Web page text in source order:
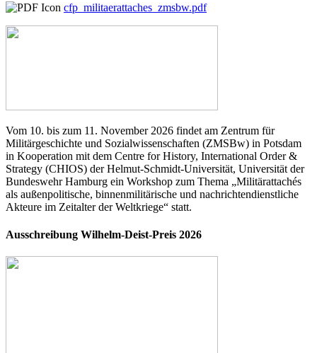
cfp_militaerattaches_zmsbw.pdf
Vom 10. bis zum 11. November 2026 findet am Zentrum für
Militärgeschichte und Sozialwissenschaften (ZMSBw) in Potsdam
in Kooperation mit dem Centre for History, International Order &
Strategy (CHIOS) der Helmut-Schmidt-Universität, Universität der
Bundeswehr Hamburg ein Workshop zum Thema „Militärattachés
als außenpolitische, binnenmilitärische und nachrichtendienstliche
Akteure im Zeitalter der Weltkriege“ statt.
Ausschreibung Wilhelm-Deist-Preis 2026